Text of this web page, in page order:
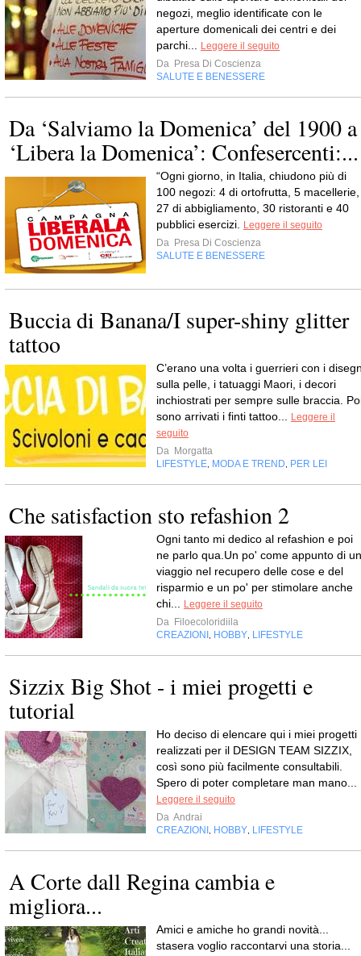
negozi, meglio identificate con le
aperture domenicali dei centri e dei
parchi...
Leggere il seguito
Da Presa Di Coscienza
SALUTE E BENESSERE
Da ‘Salviamo la Domenica’ del 1900 a
‘Libera la Domenica’: Confesercenti:...
“Ogni giorno, in Italia, chiudono più di
100 negozi: 4 di ortofrutta, 5 macellerie,
27 di abbigliamento, 30 ristoranti e 40
pubblici esercizi.
Leggere il seguito
Da Presa Di Coscienza
SALUTE E BENESSERE
Buccia di Banana/I super-shiny glitter
tattoo
C’erano una volta i guerrieri con i
sulla pelle, i tatuaggi Maori, i decori
inchiostrati per sempre sulle braccia.
sono arrivati i finti tattoo...
Leggere il
seguito
Da Morgatta
LIFESTYLE MODA E TREND PER LEI
Che satisfaction sto refashion 2
Ogni tanto mi dedico al refashion e poi
ne parlo qua.Un po' come appunto di un
viaggio nel recupero delle cose e del
risparmio e un po' per stimolare anche
chi...
Leggere il seguito
Da Filoecoloridiila
CREAZIONI
HOBBY LIFESTYLE
Sizzix Big Shot - i miei progetti e
tutorial
Ho deciso di elencare qui i miei progetti
realizzati per il DESIGN TEAM SIZZIX,
così sono più facilmente consultabili.
Spero di poter completare man mano...
Leggere il seguito
Da Andrai
CREAZIONI
HOBBY LIFESTYLE
A Corte dall Regina cambia e
migliora...
Amici e amiche ho grandi novità...
stasera voglio raccontarvi una storia...